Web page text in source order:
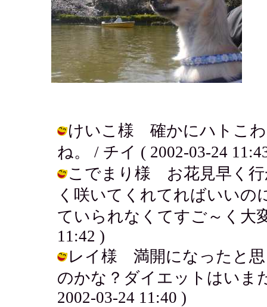
けいこ様 確かにハトこ
ね。 / チイ ( 2002-03-24
こでまり様 お花見早く行
く咲いてくれてればいいの
ていられなくてすご～く大
11:42 )
レイ様 満開になったと思
のかな？ダイエットはいま
2002-03-24 11:40 )